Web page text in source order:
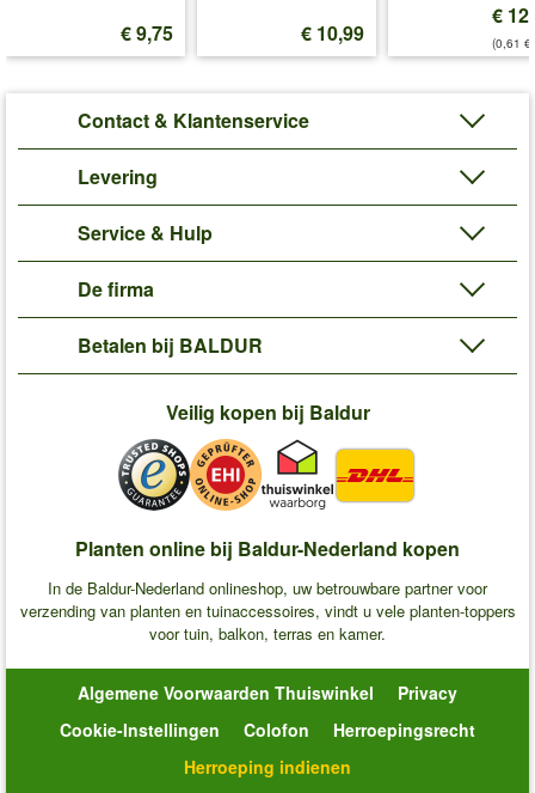
€ 9,75 € 10,99
€
(0,61
Contact & Klantenservice
Levering
Service & Hulp
De firma
Betalen bij BALDUR
Veilig kopen bij Baldur
Planten online bij Baldur-Nederland kopen
In de Baldur-Nederland onlineshop, uw betrouwbare partner voor
verzending van planten en tuinaccessoires, vindt u vele planten-toppers
voor tuin, balkon, terras en kamer.
Algemene Voorwaarden Thuiswinkel
Privacy
Cookie-Instellingen
Colofon
Herroepingsrecht
Herroeping indienen